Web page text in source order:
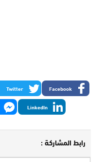
Facebook
Twitter
LinkedIn
رابط المشاركة :